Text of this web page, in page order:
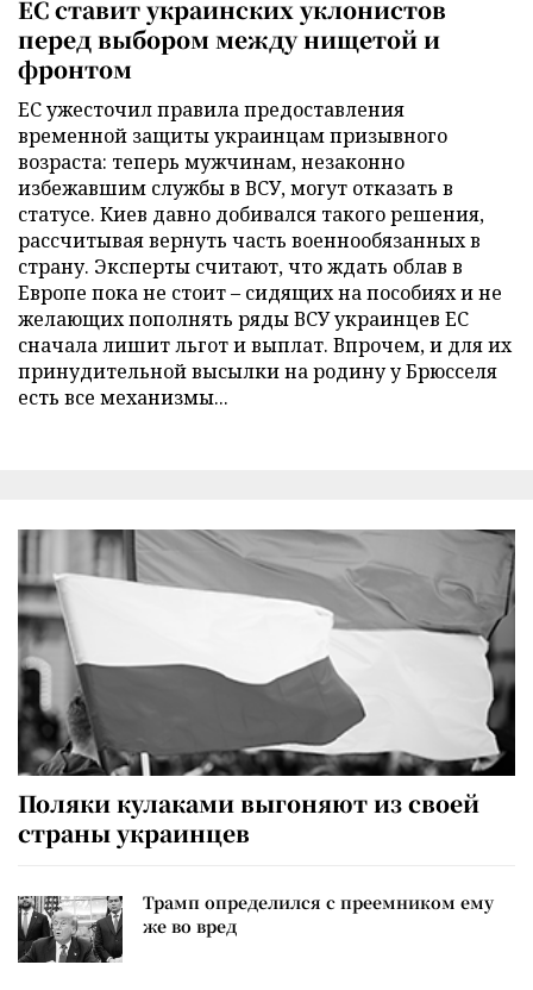
ЕС ставит украинских уклонистов
перед выбором между нищетой и
фронтом
ЕС ужесточил правила предоставления
временной защиты украинцам призывного
возраста: теперь мужчинам, незаконно
избежавшим службы в ВСУ, могут отказать в
статусе. Киев давно добивался такого решения,
рассчитывая вернуть часть военнообязанных в
страну. Эксперты считают, что ждать облав в
Европе пока не стоит – сидящих на пособиях и не
желающих пополнять ряды ВСУ украинцев ЕС
сначала лишит льгот и выплат. Впрочем, и для их
принудительной высылки на родину у Брюсселя
есть все механизмы...
Поляки кулаками выгоняют из своей
страны украинцев
Трамп определился с преемником ему
же во вред